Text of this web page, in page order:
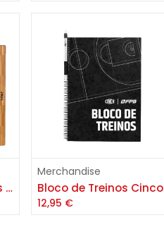
Clipboard Duas Faces Cinco
Merchandise
Bloco de Treinos Cinco
12,95 €